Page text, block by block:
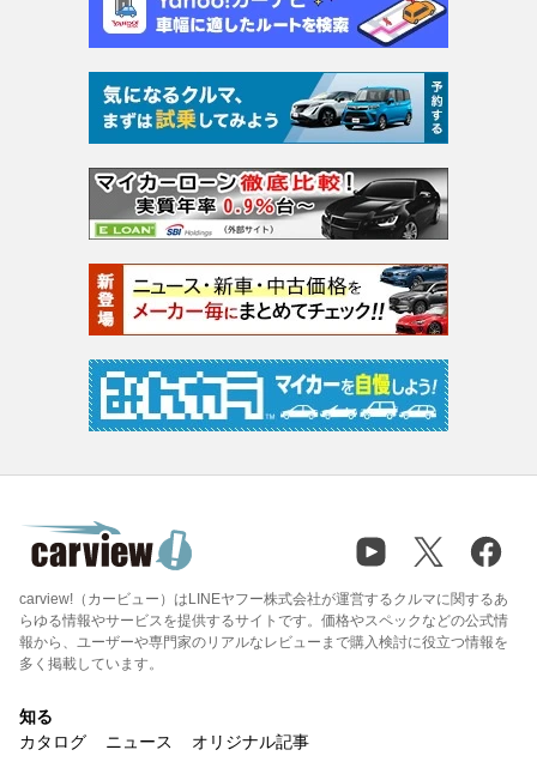
carview!（カービュー）はLINEヤフー株式会社が運営するクルマに関するあ
らゆる情報やサービスを提供するサイトです。価格やスペックなどの公式情
報から、ユーザーや専門家のリアルなレビューまで購入検討に役立つ情報を
多く掲載しています。
知る
カタログ
ニュース オリジナル記事